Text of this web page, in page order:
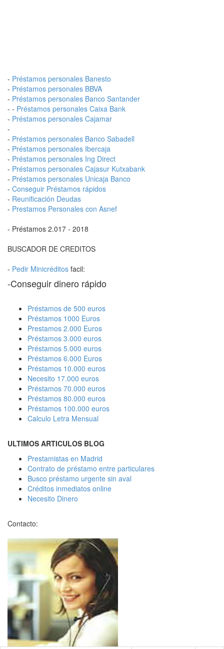
- Préstamos personales Banesto
- Préstamos personales BBVA
- Préstamos personales Banco Santander
- - Préstamos personales Caixa Bank
- Préstamos personales Cajamar
-
- Préstamos personales Banco Sabadell
- Préstamos personales Ibercaja
- Préstamos personales Ing Direct
- Préstamos personales Cajasur Kutxabank
- Préstamos personales Unicaja Banco
- Conseguir Préstamos rápidos
- Reunificación Deudas
- Prestamos Personales con Asnef
- Préstamos 2.017 - 2018
BUSCADOR DE CREDITOS
- Pedir Minicréditos facil:
-Conseguir dinero rápido
Préstamos de 500 euros
Préstamos 1000 Euros
Prestamos 2.000 Euros
Préstamos 3.000 euros
Préstamos 5.000 euros
Préstamos 6.000 Euros
Préstamos 10.000 euros
Necesito 17.000 euros
Préstamos 70.000 euros
Préstamos 80.000 euros
Préstamos 100.000 euros
Calculo Letra Mensual
ULTIMOS ARTICULOS BLOG
Prestamistas en Madrid
Contrato de préstamo entre particulares
Busco préstamo urgente sin aval
Créditos inmediatos online
Necesito Dinero
Contacto: